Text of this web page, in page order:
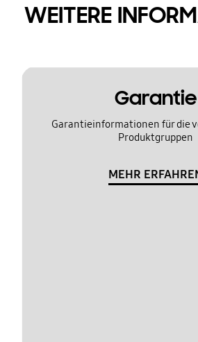
WEITERE
Garantie
Garantieinformationen für die
Produktgruppen
MEHR